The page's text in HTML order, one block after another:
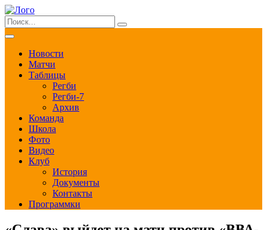
Новости
Матчи
Таблицы
Регби
Регби-7
Архив
Команда
Школа
Фото
Видео
Клуб
История
Документы
Контакты
Программки